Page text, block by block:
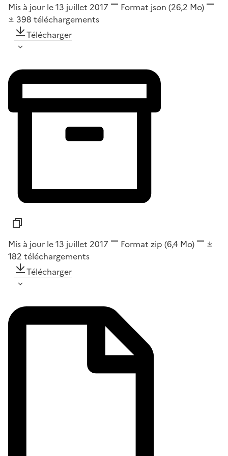
Mis à jour le 13 juillet 2017 Format json (26,2 Mo)
398 téléchargements
Télécharger
Mis à jour le 13 juillet 2017 Format zip (6,4 Mo)
182 téléchargements
Télécharger